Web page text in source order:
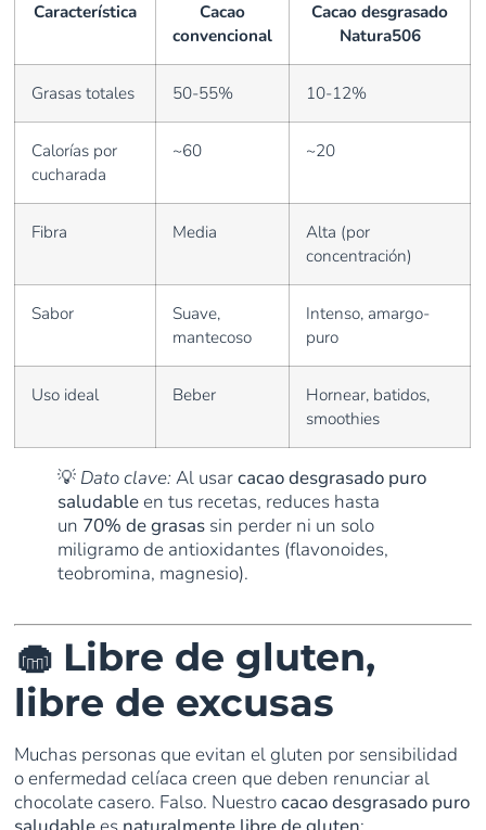
Característica
Cacao
convencional
Cacao desgrasado
Natura506
Grasas totales 50-55% 10-12%
Calorías por
cucharada
~60 ~20
Fibra Media
Alta (por
concentración)
Sabor
Suave,
mantecoso
Intenso, amargo-
puro
Uso ideal Beber
Hornear, batidos,
smoothies
💡 Dato clave: Al usarcacao desgrasado puro
saludableen tus recetas, reduces hasta
un 70% de grasas sin perder ni un solo
miligramo de antioxidantes (flavonoides,
teobromina, magnesio).
🧁 Libre de gluten,
libre de excusas
Muchas personas que evitan el gluten por sensibilidad
o enfermedad celíaca creen que deben renunciar al
chocolate casero. Falso. Nuestrocacao desgrasado puro